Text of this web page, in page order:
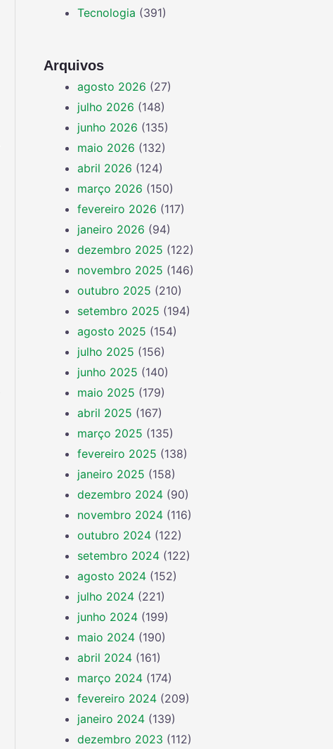
Tecnologia (391)
Arquivos
agosto 2026 (27)
julho 2026 (148)
junho 2026 (135)
maio 2026 (132)
abril 2026 (124)
março 2026 (150)
fevereiro 2026 (117)
janeiro 2026 (94)
dezembro 2025 (122)
novembro 2025 (146)
outubro 2025 (210)
setembro 2025 (194)
agosto 2025 (154)
julho 2025 (156)
junho 2025 (140)
maio 2025 (179)
abril 2025 (167)
março 2025 (135)
fevereiro 2025 (138)
janeiro 2025 (158)
dezembro 2024 (90)
novembro 2024 (116)
outubro 2024 (122)
setembro 2024 (122)
agosto 2024 (152)
julho 2024 (221)
junho 2024 (199)
maio 2024 (190)
abril 2024 (161)
março 2024 (174)
fevereiro 2024 (209)
janeiro 2024 (139)
dezembro 2023 (112)